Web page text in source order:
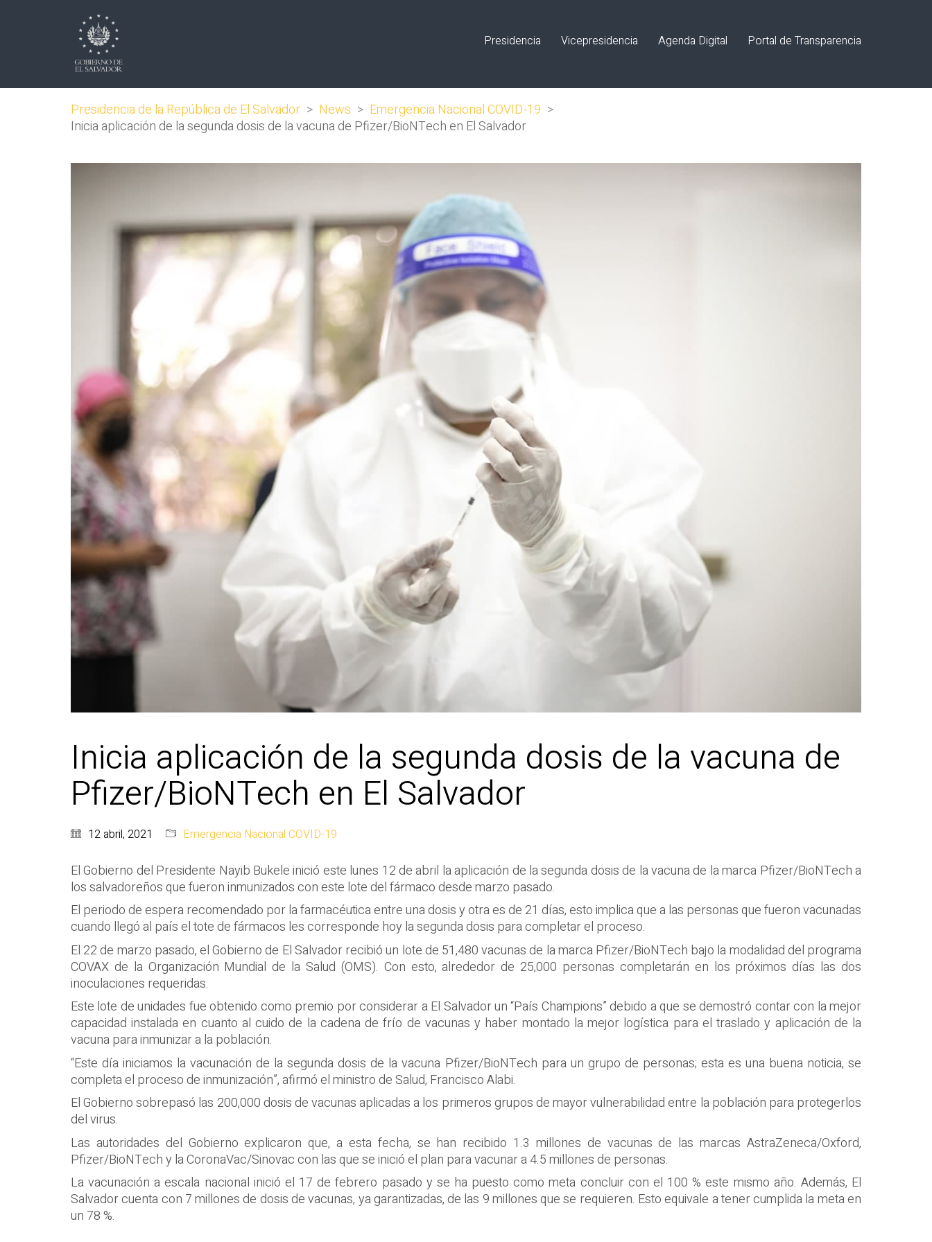
Presidencia Vicepresidencia Agenda Digital Portal de Transparencia
Presidencia de la República de El Salvador > News > Emergencia Nacional COVID-19 >
Inicia aplicación de la segunda dosis de la vacuna de Pfizer/BioNTech en El Salvador
Inicia aplicación de la segunda dosis de la vacuna de
Pfizer/BioNTech en El Salvador
12 abril, 2021 Emergencia Nacional COVID-19
El Gobierno del Presidente Nayib Bukele inició este lunes 12 de abril la aplicación de la segunda dosis de la vacuna de la marca Pfizer/BioNTech a
los salvadoreños que fueron inmunizados con este lote del fármaco desde marzo pasado.
El periodo de espera recomendado por la farmacéutica entre una dosis y otra es de 21 días, esto implica que a las personas que fueron vacunadas
cuando llegó al país el tote de fármacos les corresponde hoy la segunda dosis para completar el proceso.
El 22 de marzo pasado, el Gobierno de El Salvador recibió un lote de 51,480 vacunas de la marca Pfizer/BioNTech bajo la modalidad del programa
COVAX de la Organización Mundial de la Salud (OMS). Con esto, alrededor de 25,000 personas completarán en los próximos días las dos
inoculaciones requeridas.
Este lote de unidades fue obtenido como premio por considerar a El Salvador un “País Champions” debido a que se demostró contar con la mejor
capacidad instalada en cuanto al cuido de la cadena de frío de vacunas y haber montado la mejor logística para el traslado y aplicación de la
vacuna para inmunizar a la población.
“Este día iniciamos la vacunación de la segunda dosis de la vacuna Pfizer/BioNTech para un grupo de personas; esta es una buena noticia, se
completa el proceso de inmunización”, afirmó el ministro de Salud, Francisco Alabi.
El Gobierno sobrepasó las 200,000 dosis de vacunas aplicadas a los primeros grupos de mayor vulnerabilidad entre la población para protegerlos
del virus.
Las autoridades del Gobierno explicaron que, a esta fecha, se han recibido 1.3 millones de vacunas de las marcas AstraZeneca/Oxford,
Pfizer/BioNTech y la CoronaVac/Sinovac con las que se inició el plan para vacunar a 4.5 millones de personas.
La vacunación a escala nacional inició el 17 de febrero pasado y se ha puesto como meta concluir con el 100 % este mismo año. Además, El
Salvador cuenta con 7 millones de dosis de vacunas, ya garantizadas, de las 9 millones que se requieren. Esto equivale a tener cumplida la meta en
un 78 %.